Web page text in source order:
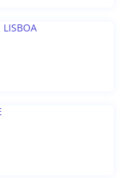
LISBOA